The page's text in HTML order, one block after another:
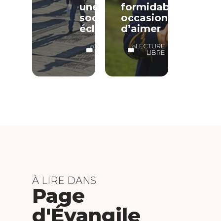
une
société
éclatée
LECTURE
LIBRE
formidable
occasion
d’aimer
LECTURE
LIBRE
À LIRE DANS
Page
d'Évangile